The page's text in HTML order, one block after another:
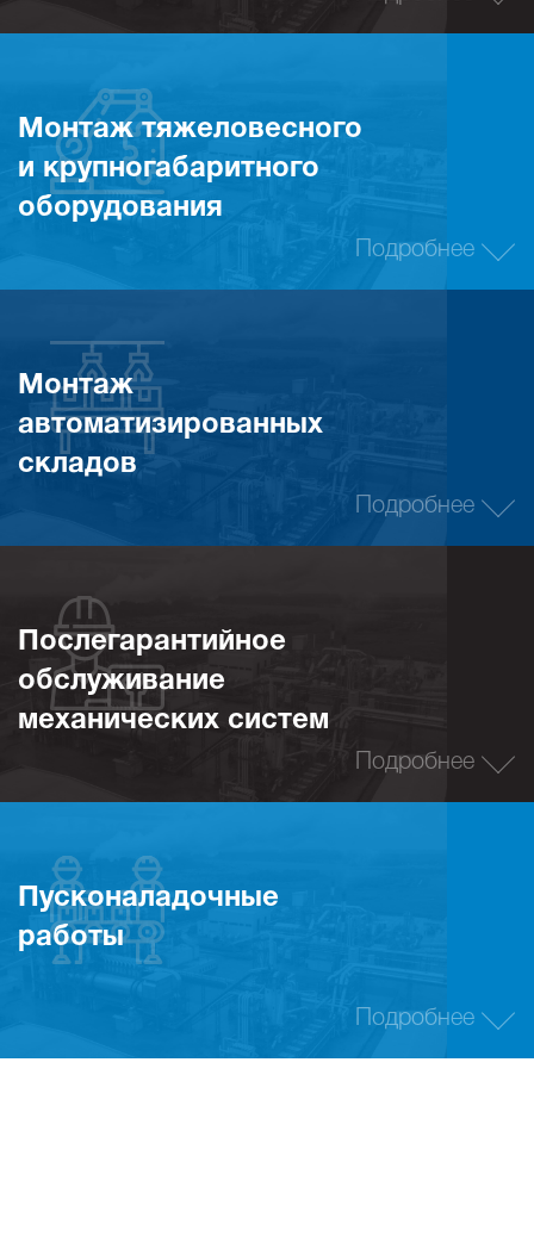
Монтаж тяжеловесного
и крупногабаритного
оборудования
Подробнее
Монтаж
автоматизированных
складов
Подробнее
Послегарантийное
обслуживание
механических систем
Подробнее
Пусконаладочные
работы
Подробнее